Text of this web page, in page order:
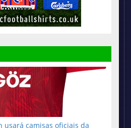
usará camisas oficiais da